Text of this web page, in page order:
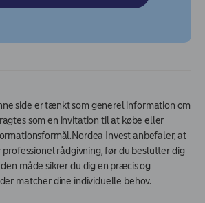
side er tænkt som generel information om
som en invitation til at købe eller
Invest anbefaler, at
rådgivning, før du beslutter dig
måde sikrer du dig en præcis og
matcher dine individuelle behov.